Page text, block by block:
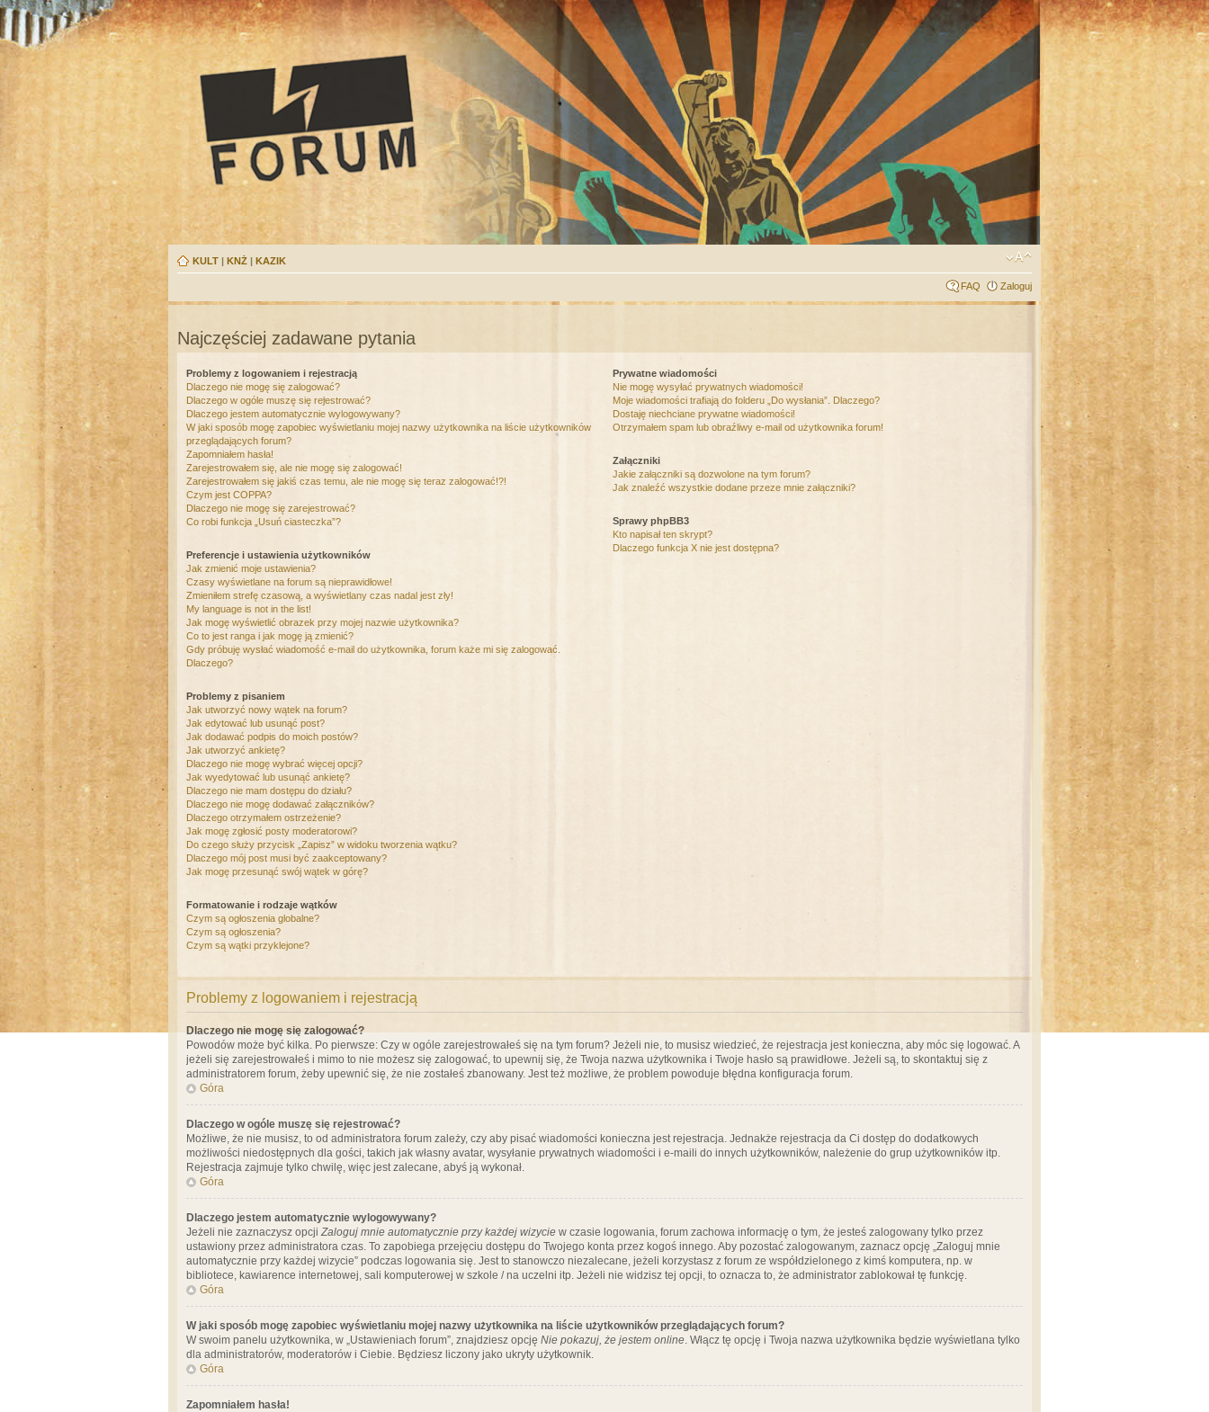
KULT | KNŻ | KAZIK
FAQ Zaloguj
Najczęściej zadawane pytania
Problemy z logowaniem i rejestracją
Dlaczego nie mogę się zalogować?
Dlaczego w ogóle muszę się rejestrować?
Dlaczego jestem automatycznie wylogowywany?
W jaki sposób mogę zapobiec wyświetlaniu mojej nazwy użytkownika na liście użytkowników
przeglądających forum?
Zapomniałem hasła!
Zarejestrowałem się, ale nie mogę się zalogować!
Zarejestrowałem się jakiś czas temu, ale nie mogę się teraz zalogować!?!
Czym jest COPPA?
Dlaczego nie mogę się zarejestrować?
Co robi funkcja „Usuń ciasteczka”?
Preferencje i ustawienia użytkowników
Jak zmienić moje ustawienia?
Czasy wyświetlane na forum są nieprawidłowe!
Zmieniłem strefę czasową, a wyświetlany czas nadal jest zły!
My language is not in the list!
Jak mogę wyświetlić obrazek przy mojej nazwie użytkownika?
Co to jest ranga i jak mogę ją zmienić?
Gdy próbuję wysłać wiadomość e-mail do użytkownika, forum każe mi się zalogować.
Dlaczego?
Problemy z pisaniem
Jak utworzyć nowy wątek na forum?
Jak edytować lub usunąć post?
Jak dodawać podpis do moich postów?
Jak utworzyć ankietę?
Dlaczego nie mogę wybrać więcej opcji?
Jak wyedytować lub usunąć ankietę?
Dlaczego nie mam dostępu do działu?
Dlaczego nie mogę dodawać załączników?
Dlaczego otrzymałem ostrzeżenie?
Jak mogę zgłosić posty moderatorowi?
Do czego służy przycisk „Zapisz” w widoku tworzenia wątku?
Dlaczego mój post musi być zaakceptowany?
Jak mogę przesunąć swój wątek w górę?
Formatowanie i rodzaje wątków
Czym są ogłoszenia globalne?
Czym są ogłoszenia?
Czym są wątki przyklejone?
Prywatne wiadomości
Nie mogę wysyłać prywatnych wiadomości!
Moje wiadomości trafiają do folderu „Do wysłania”. Dlaczego?
Dostaję niechciane prywatne wiadomości!
Otrzymałem spam lub obraźliwy e-mail od użytkownika forum!
Załączniki
Jakie załączniki są dozwolone na tym forum?
Jak znaleźć wszystkie dodane przeze mnie załączniki?
Sprawy phpBB3
Kto napisał ten skrypt?
Dlaczego funkcja X nie jest dostępna?
Problemy z logowaniem i rejestracją
Dlaczego nie mogę się zalogować?
Powodów może być kilka. Po pierwsze: Czy w ogóle zarejestrowałeś się na tym forum? Jeżeli nie, to musisz wiedzieć, że rejestracja jest konieczna, aby móc się logować. A
jeżeli się zarejestrowałeś i mimo to nie możesz się zalogować, to upewnij się, że Twoja nazwa użytkownika i Twoje hasło są prawidłowe. Jeżeli są, to skontaktuj się z
administratorem forum, żeby upewnić się, że nie zostałeś zbanowany. Jest też możliwe, że problem powoduje błędna konfiguracja forum.
Góra
Dlaczego w ogóle muszę się rejestrować?
Możliwe, że nie musisz, to od administratora forum zależy, czy aby pisać wiadomości konieczna jest rejestracja. Jednakże rejestracja da Ci dostęp do dodatkowych
możliwości niedostępnych dla gości, takich jak własny avatar, wysyłanie prywatnych wiadomości i e-maili do innych użytkowników, należenie do grup użytkowników itp.
Rejestracja zajmuje tylko chwilę, więc jest zalecane, abyś ją wykonał.
Góra
Dlaczego jestem automatycznie wylogowywany?
Jeżeli nie zaznaczysz opcji Zaloguj mnie automatycznie przy każdej wizycie w czasie logowania, forum zachowa informację o tym, że jesteś zalogowany tylko przez
ustawiony przez administratora czas. To zapobiega przejęciu dostępu do Twojego konta przez kogoś innego. Aby pozostać zalogowanym, zaznacz opcję „Zaloguj mnie
automatycznie przy każdej wizycie” podczas logowania się. Jest to stanowczo niezalecane, jeżeli korzystasz z forum ze współdzielonego z kimś komputera, np. w
bibliotece, kawiarence internetowej, sali komputerowej w szkole / na uczelni itp. Jeżeli nie widzisz tej opcji, to oznacza to, że administrator zablokował tę funkcję.
Góra
W jaki sposób mogę zapobiec wyświetlaniu mojej nazwy użytkownika na liście użytkowników przeglądających forum?
W swoim panelu użytkownika, w „Ustawieniach forum”, znajdziesz opcję Nie pokazuj, że jestem online. Włącz tę opcję i Twoja nazwa użytkownika będzie wyświetlana tylko
dla administratorów, moderatorów i Ciebie. Będziesz liczony jako ukryty użytkownik.
Góra
Zapomniałem hasła!